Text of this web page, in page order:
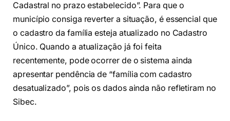
Cadastral no prazo estabelecido”. Para que o
município consiga reverter a situação, é essencial que
o cadastro da família esteja atualizado no Cadastro
Único. Quando a atualização já foi feita
recentemente, pode ocorrer de o sistema ainda
apresentar pendência de “família com cadastro
desatualizado”, pois os dados ainda não refletiram no
Sibec.